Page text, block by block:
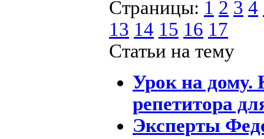
Страницы: 1 2 3 4
13 14 15 16 17
Статьи на тему
Урок на дому.
репетитора
Эксперты